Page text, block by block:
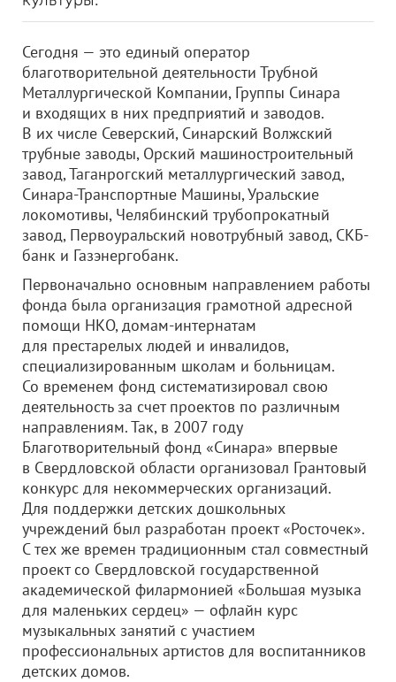
Сегодня — это единый оператор
благотворительной деятельности Трубной
Металлургической Компании, Группы Синара
и входящих в них предприятий и заводов.
В их числе Северский, Синарский Волжский
трубные заводы, Орский машиностроительный
завод, Таганрогский металлургический завод,
Синара-Транспортные Машины, Уральские
локомотивы, Челябинский трубопрокатный
завод, Первоуральский новотрубный завод, СКБ-
банк и Газэнергобанк.
Первоначально основным направлением работы
фонда была организация грамотной адресной
помощи НКО, домам-интернатам
для престарелых людей и инвалидов,
специализированным школам и больницам.
Со временем фонд систематизировал свою
деятельность за счет проектов по различным
направлениям. Так, в 2007 году
Благотворительный фонд «Синара» впервые
в Свердловской области организовал Грантовый
конкурс для некоммерческих организаций.
Для поддержки детских дошкольных
учреждений был разработан проект «Росточек».
С тех же времен традиционным стал совместный
проект со Свердловской государственной
академической филармонией «Большая музыка
для маленьких сердец» — офлайн курс
музыкальных занятий с участием
профессиональных артистов для воспитанников
детских домов.